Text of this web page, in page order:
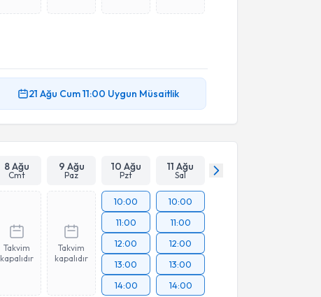
21 Ağu Cum11:00 Uygun Müsaitlik
8 Ağu
Cmt
9 Ağu
Paz
10 Ağu
Pzt
11 Ağu
Sal
Takvim
kapalıdır
Takvim
kapalıdır
10:00
11:00
12:00
13:00
14:00
10:00
11:00
12:00
13:00
14:00